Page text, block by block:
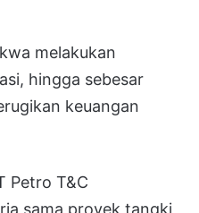
melakukan
hingga sebesar
keuangan
Petro T&C
sama proyek tangki